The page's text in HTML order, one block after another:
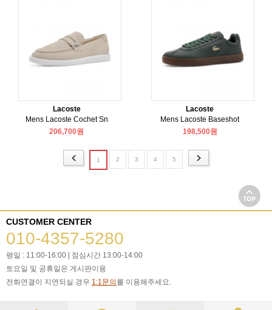
Lacoste
Mens Lacoste Cochet Sn
206,700원
Lacoste
Mens Lacoste Baseshot
198,500원
1 2 3 4 5
CUSTOMER CENTER
010-4357-5280
평일 : 11:00-16:00 | 점심시간 13:00-14:00
토요일 및 공휴일은 게시판이용
전화연결이 지연되실 경우 1:1문의 를 이용해주세요.